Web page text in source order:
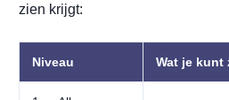
zien krijgt:
Niveau Wat je kunt